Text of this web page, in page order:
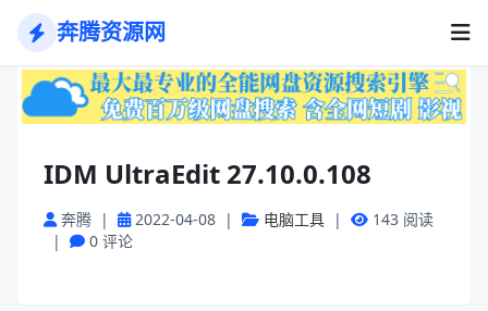
奔腾资源网
IDM UltraEdit 27.10.0.108
奔腾 | 2022-04-08 | 电脑工具 |
143 阅读
|
0 评论